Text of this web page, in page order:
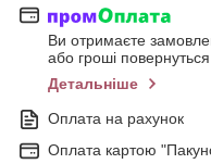
Ви отримаєте
або гроші
Детальніше
Оплата на рахунок
Оплата картою